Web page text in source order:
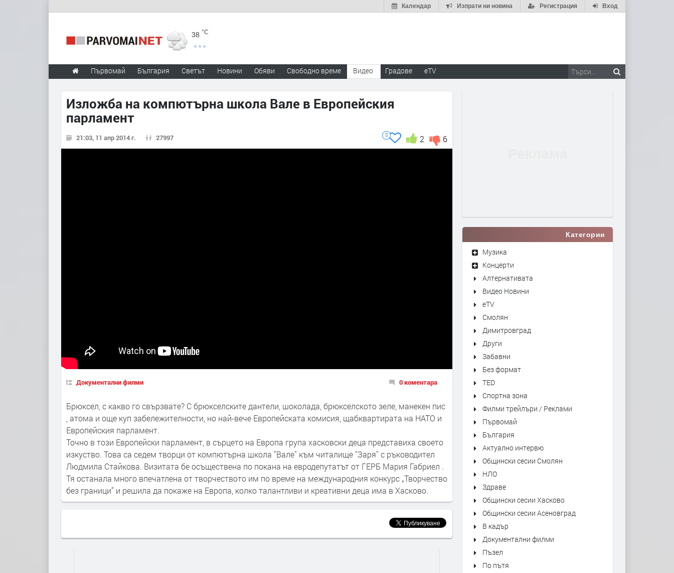
Вход
Регистрация
Изпрати ни новина
Календар
38 °C
Първомай България Светът Новини Обяви Свободно време Видео Градове eTV
Изложба на компютърна школа Вале в Европейския
парламент
21:03, 11 апр 2014 г. 27997 6
2
0
Документални филми 0 коментара
Брюксел, с какво го свързвате? С брюкселските дантели, шоколада, брюкселското зеле, манекен пис
, атома и още куп забележителности, но най-вече Европейската комисия, щабквартирата на НАТО и
Европейския парламент.
Точно в този Европейски парламент, в сърцето на Европа група хасковски деца представиха своето
изкуство. Това са седем творци от компютърна школа "Вале" към читалище "Заря" с ръководител
Людмила Стайкова. Визитата бе осъществена по покана на евродепутатът от ГЕРБ Мария Габриел .
Тя останала много впечатлена от творчеството им по време на международния конкурс „Творчество
без граници” и решила да покаже на Европа, колко талантливи и креативни деца има в Хасково.
Категории
Музика
Концерти
Алтернативата
Видео Новини
eTV
Смолян
Димитровград
Други
Забавни
Без формат
TED
Спортна зона
Филми трейлъри / Реклами
Първомай
България
Актуално интервю
Общински сесии Смолян
НЛО
Здраве
Общински сесии Хасково
Общински сесии Асеновград
В кадър
Документални филми
Пъзел
По пътя